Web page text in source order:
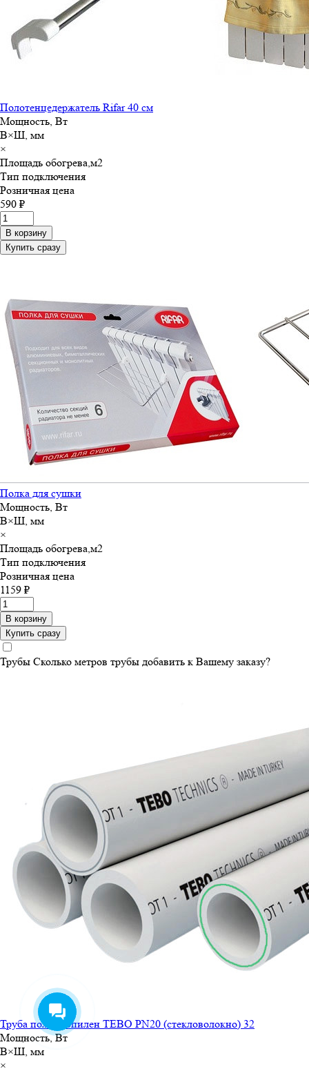
Полотенцедержатель Rifar 40 см
Мощность, Вт
В×Ш, мм
×
Площадь обогрева,м2
Тип подключения
Розничная цена
590 ₽
В корзину
Купить сразу
Полка для сушки
Мощность, Вт
В×Ш, мм
×
Площадь обогрева,м2
Тип подключения
Розничная цена
1159 ₽
В корзину
Купить сразу
Трубы Сколько метров трубы добавить к Вашему заказу?
Труба полипропилен TEBO PN20 (стекловолокно) 32
Мощность, Вт
В×Ш, мм
×